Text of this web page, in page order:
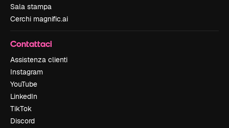
Sala stampa
Cerchi magnific.ai
Contattaci
Assistenza clienti
Instagram
YouTube
LinkedIn
TikTok
Discord